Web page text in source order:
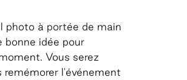
photo à portée de main
bonne idée pour
Vous serez
remémorer l'événement